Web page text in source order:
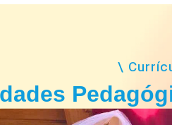
\